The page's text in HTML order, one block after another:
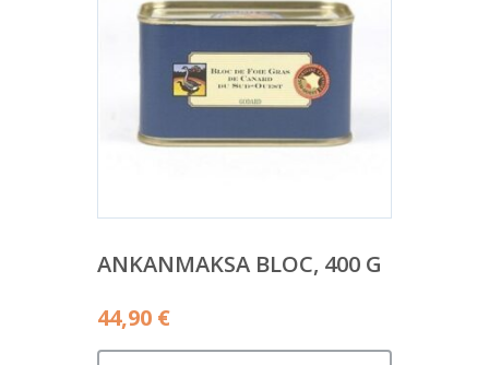
ANKANMAKSA BLOC, 400 G
44,90 €